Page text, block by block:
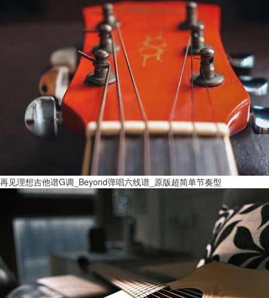
再见理想吉他谱G调_Beyond弹唱六线谱_原版超简单节奏型